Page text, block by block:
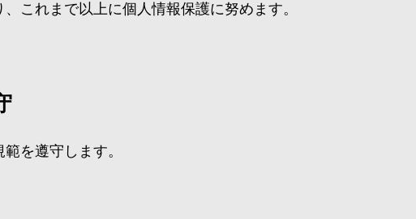
これまで以上に個人情報保護に努めます。
を遵守します。